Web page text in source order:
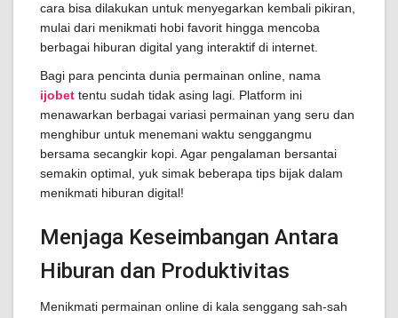
cara bisa dilakukan untuk menyegarkan kembali pikiran,
mulai dari menikmati hobi favorit hingga mencoba
berbagai hiburan digital yang interaktif di internet.
Bagi para pencinta dunia permainan online, nama
ijobet tentu sudah tidak asing lagi. Platform ini
menawarkan berbagai variasi permainan yang seru dan
menghibur untuk menemani waktu senggangmu
bersama secangkir kopi. Agar pengalaman bersantai
semakin optimal, yuk simak beberapa tips bijak dalam
menikmati hiburan digital!
Menjaga Keseimbangan Antara
Hiburan dan Produktivitas
Menikmati permainan online di kala senggang sah-sah